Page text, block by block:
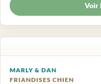
Voir
MARLY & DAN
FRIANDISES CHIEN